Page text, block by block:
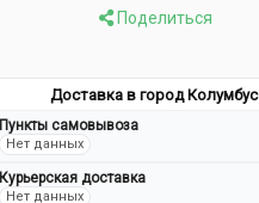
Поделиться
Доставка в город Колумбус
Пункты самовывоза
Нет данных
Курьерская доставка
Нет данных